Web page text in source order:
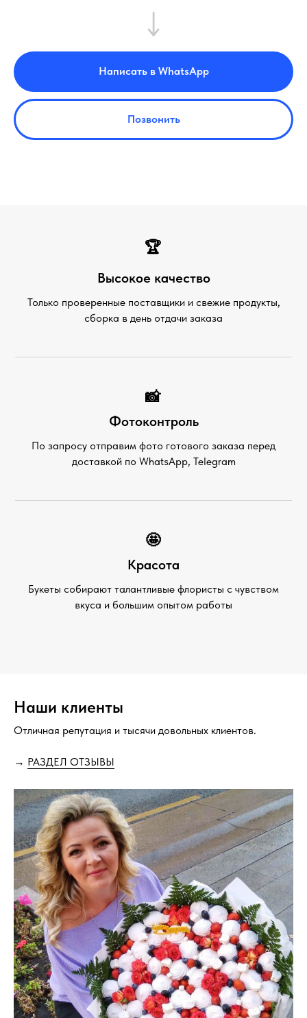
Написать в WhatsApp
Позвонить
🏆
Высокое качество
Только проверенные поставщики и свежие продукты,
сборка в день отдачи заказа
📸
Фотоконтроль
По запросу отправим фото готового заказа перед
доставкой по WhatsApp, Telegram
🤩
Красота
Букеты собирают талантливые флористы с чувством
вкуса и большим опытом работы
Наши клиенты
Отличная репутация и тысячи довольных клиентов.
→ РАЗДЕЛ ОТЗЫВЫ